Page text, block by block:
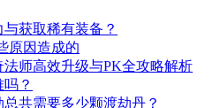
获取稀有装备？
原因造成的
师高效升级与PK全攻略解析
？
共需要多少颗渡劫丹？